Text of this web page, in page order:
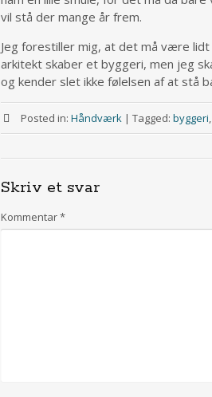
vil stå der mange år frem.
Jeg forestiller mig, at det må være
arkitekt skaber et byggeri, men jeg
og kender slet ikke følelsen af at stå
Posted in: Håndværk | Tagged: byggeri,
Skriv et svar
Kommentar*